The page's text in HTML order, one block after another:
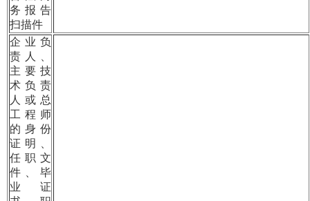
务报告
扫描件
企业负
责人、
主要技
术负责
人或总
工程师
的身份
证明、
任职文
件、毕
业证